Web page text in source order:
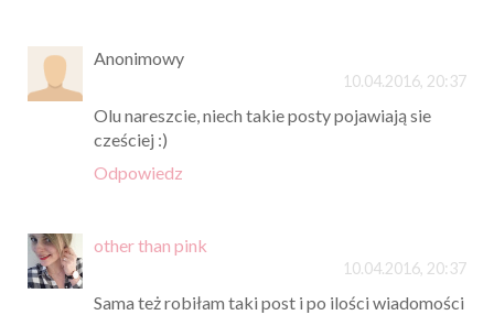
Anonimowy
10.04.2016, 20:37
Olu nareszcie, niech takie posty pojawiają sie
cześciej :)
Odpowiedz
other than pink
10.04.2016, 20:37
Sama też robiłam taki post i po ilości wiadomości